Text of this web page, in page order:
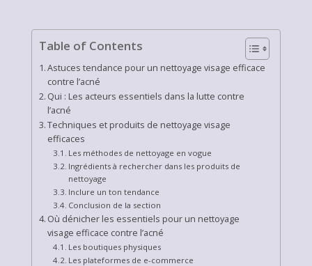
Table of Contents
Astuces tendance pour un nettoyage visage efficace
contre l’acné
Qui : Les acteurs essentiels dans la lutte contre
l’acné
Techniques et produits de nettoyage visage
efficaces
Les méthodes de nettoyage en vogue
Ingrédients à rechercher dans les produits de
nettoyage
Inclure un ton tendance
Conclusion de la section
Où dénicher les essentiels pour un nettoyage
visage efficace contre l’acné
Les boutiques physiques
Les plateformes de e-commerce